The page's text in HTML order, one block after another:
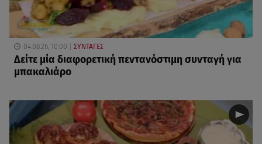
04.08.26, 10:00 ΣΥΝΤΑΓΕΣ
Δείτε μία διαφορετική πεντανόστιμη συνταγή για
μπακαλιάρο